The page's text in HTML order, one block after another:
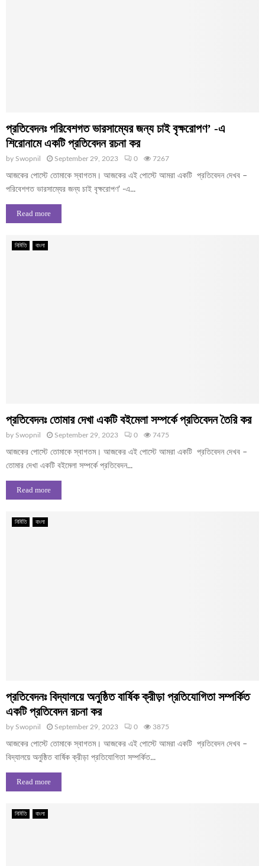
প্রতিবেদনঃ পরিবেশগত ভারসাম্যের জন্য চাই বৃক্ষরোপণ’ -এ
শিরোনামে একটি প্রতিবেদন রচনা কর
by Swopnil September 29, 2023 0 7267
আজকের পোস্টে তোমাকে স্বাগতম। আজকের এই পোস্টে আমরা একটি প্রতিবেদন দেখব –
পরিবেশগত ভারসাম্যের জন্য চাই বৃক্ষরোপণ’ -এ...
Read more
নির্মিতি বাংলা
প্রতিবেদনঃ তোমার দেখা একটি বইমেলা সম্পর্কে প্রতিবেদন তৈরি কর
by Swopnil September 29, 2023 0 7475
আজকের পোস্টে তোমাকে স্বাগতম। আজকের এই পোস্টে আমরা একটি প্রতিবেদন দেখব –
তোমার দেখা একটি বইমেলা সম্পর্কে প্রতিবেদন...
Read more
নির্মিতি বাংলা
প্রতিবেদনঃ বিদ্যালয়ে অনুষ্ঠিত বার্ষিক ক্রীড়া প্রতিযোগিতা সম্পর্কিত
একটি প্রতিবেদন রচনা কর
by Swopnil September 29, 2023 0 3875
আজকের পোস্টে তোমাকে স্বাগতম। আজকের এই পোস্টে আমরা একটি প্রতিবেদন দেখব –
বিদ্যালয়ে অনুষ্ঠিত বার্ষিক ক্রীড়া প্রতিযোগিতা সম্পর্কিত...
Read more
নির্মিতি বাংলা